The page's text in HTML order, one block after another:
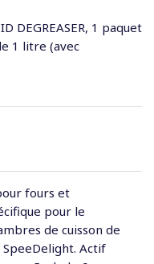
DEGREASER, 1 paquet
1 litre (avec
fours et
pour le
de cuisson de
Actif